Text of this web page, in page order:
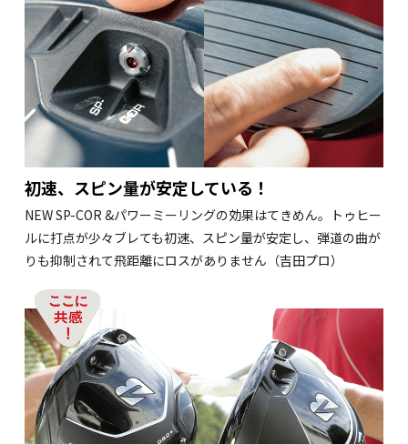
初速、スピン量が安定している！
NEW SP-COR &パワーミーリングの効果はてきめん。トゥヒー
ルに打点が少々ブレても初速、スピン量が安定し、弾道の曲が
りも抑制されて飛距離にロスがありません（吉田プロ）